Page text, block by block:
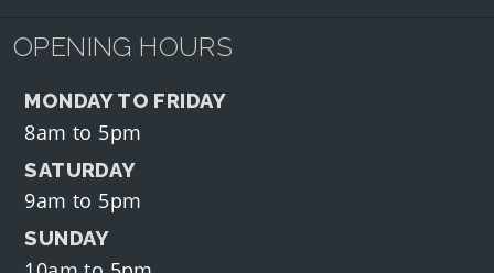
OPENING HOURS
MONDAY TO FRIDAY
8am to 5pm
SATURDAY
9am to 5pm
SUNDAY